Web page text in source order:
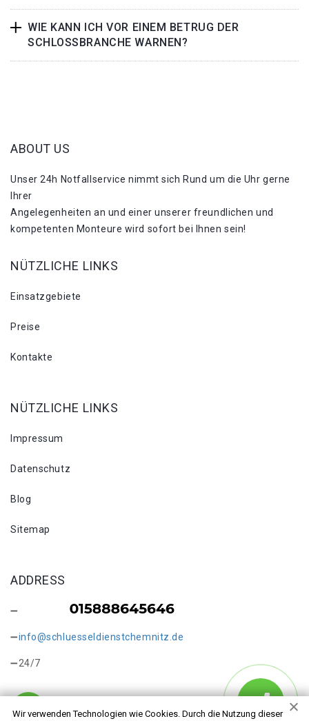
WIE KANN ICH VOR EINEM BETRUG DER
SCHLOSSBRANCHE WARNEN?
Wir verwenden Technologien wie Cookies. Durch die Nutzung dieser
ABOUT US
Unser 24h Notfallservice nimmt sich Rund um die Uhr gerne
Ihrer
Angelegenheiten an und einer unserer freundlichen und
kompetenten Monteure wird sofort bei Ihnen sein!
NÜTZLICHE LINKS
Einsatzgebiete
Preise
Kontakte
NÜTZLICHE LINKS
Impressum
Datenschutz
Blog
Sitemap
ADDRESS
info@schluesseldienstchemnitz.de
24/7